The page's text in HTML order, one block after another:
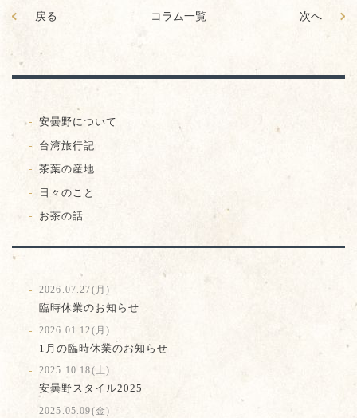
戻る コラム一覧 次へ
安曇野について
台湾旅行記
茶葉の産地
日々のこと
お茶の話
2026.07.27(月)
臨時休業のお知らせ
2026.01.12(月)
1月の臨時休業のお知らせ
2025.10.18(土)
安曇野スタイル2025
2025.05.09(金)